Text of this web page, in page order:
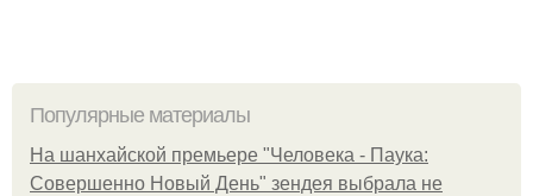
Популярные материалы
На шанхайской премьере "Человека - Паука:
Совершенно Новый День" зендея выбрала не